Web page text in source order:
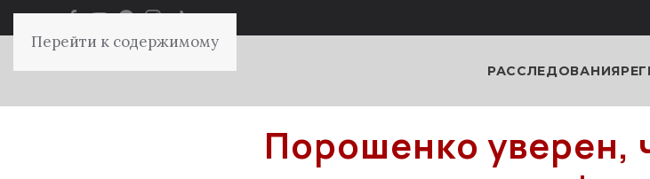
Перейти к содержимому
РАССЛЕДОВАНИЯ
Порошенко уверен,